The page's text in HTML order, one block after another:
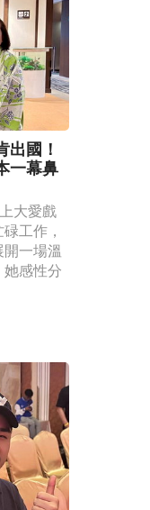
出國！
一幕鼻
大愛戲
工作，
一場溫
感性分